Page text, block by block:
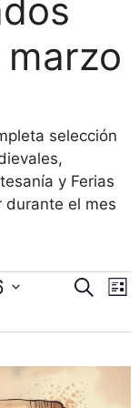
selección
y Ferias
durante el mes
N
a
v
B
N
L
s
a